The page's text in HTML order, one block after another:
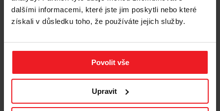
dalšími informacemi, které jste jim poskytli nebo které
získali v důsledku toho, že používáte jejich služby.
Povolit vše
Upravit